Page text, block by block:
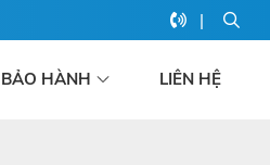
|
BẢO HÀNH LIÊN HỆ